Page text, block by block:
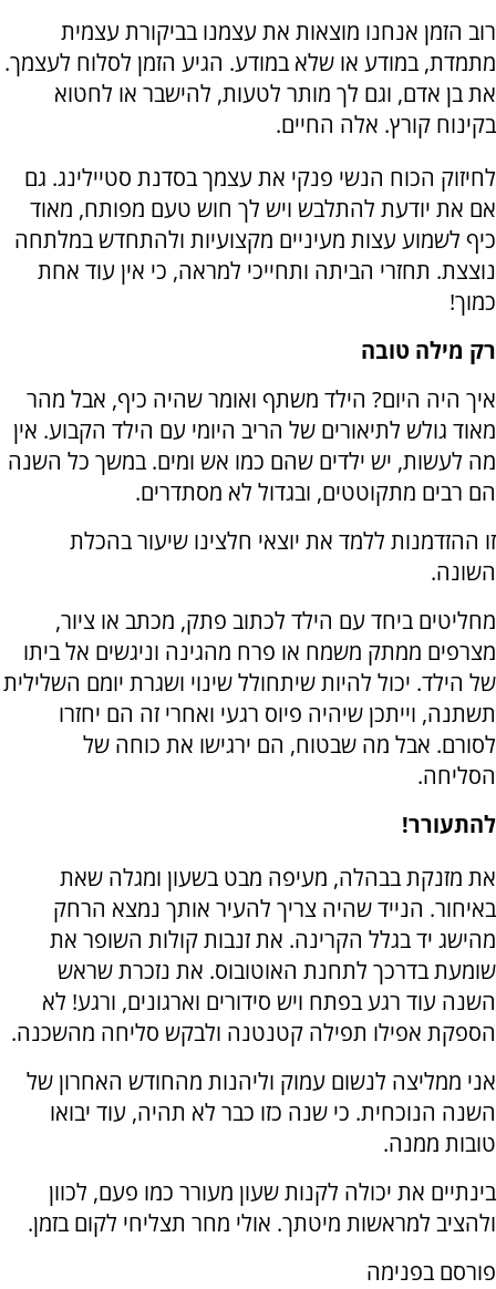
רוב הזמן אנחנו מוצאות את עצמנו בביקורת עצמית
מתמדת, במודע או שלא במודע. הגיע הזמן לסלוח לעצמך.
את בן אדם, וגם לך מותר לטעות, להישבר או לחטוא
בקינוח קורץ. אלה החיים.
לחיזוק הכוח הנשי פנקי את עצמך בסדנת סטיילינג. גם
אם את יודעת להתלבש ויש לך חוש טעם מפותח, מאוד
כיף לשמוע עצות מעיניים מקצועיות ולהתחדש במלתחה
נוצצת. תחזרי הביתה ותחייכי למראה, כי אין עוד אחת
כמוך!
רק מילה טובה
איך היה היום? הילד משתף ואומר שהיה כיף, אבל מהר
מאוד גולש לתיאורים של הריב היומי עם הילד הקבוע. אין
מה לעשות, יש ילדים שהם כמו אש ומים. במשך כל השנה
הם רבים מתקוטטים, ובגדול לא מסתדרים.
זו ההזדמנות ללמד את יוצאי חלצינו שיעור בהכלת
השונה.
מחליטים ביחד עם הילד לכתוב פתק, מכתב או ציור,
מצרפים ממתק משמח או פרח מהגינה וניגשים אל ביתו
של הילד. יכול להיות שיתחולל שינוי ושגרת יומם השלילית
תשתנה, וייתכן שיהיה פיוס רגעי ואחרי זה הם יחזרו
לסורם. אבל מה שבטוח, הם ירגישו את כוחה של
הסליחה.
להתעורר!
את מזנקת בבהלה, מעיפה מבט בשעון ומגלה שאת
באיחור. הנייד שהיה צריך להעיר אותך נמצא הרחק
מהישג יד בגלל הקרינה. את זנבות קולות השופר את
שומעת בדרכך לתחנת האוטובוס. את נזכרת שראש
השנה עוד רגע בפתח ויש סידורים וארגונים, ורגע! לא
הספקת אפילו תפילה קטנטנה ולבקש סליחה מהשכנה.
אני ממליצה לנשום עמוק וליהנות מהחודש האחרון של
השנה הנוכחית. כי שנה כזו כבר לא תהיה, עוד יבואו
טובות ממנה.
בינתיים את יכולה לקנות שעון מעורר כמו פעם, לכוון
ולהציב למראשות מיטתך. אולי מחר תצליחי לקום בזמן.
פורסם בפנימה